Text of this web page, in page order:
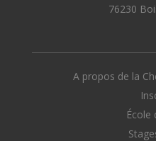
76230
A propos de la
École